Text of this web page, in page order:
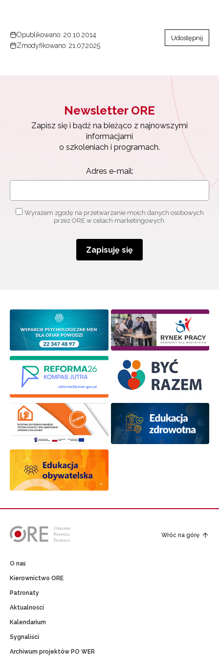
Opublikowano: 20.10.2014
Zmodyfikowano: 21.07.2025
Udostępnij
Newsletter ORE
Zapisz się i bądź na bieżąco z najnowszymi
informacjami
o szkoleniach i programach.
Adres e-mail:
Wyrażam zgodę na przetwarzanie moich danych osobowych
przez ORE w celach marketingowych.
Zapisuję się
Wróć na górę
O nas
Kierownictwo ORE
Patronaty
Aktualności
Kalendarium
Sygnaliści
Archiwum projektów PO WER